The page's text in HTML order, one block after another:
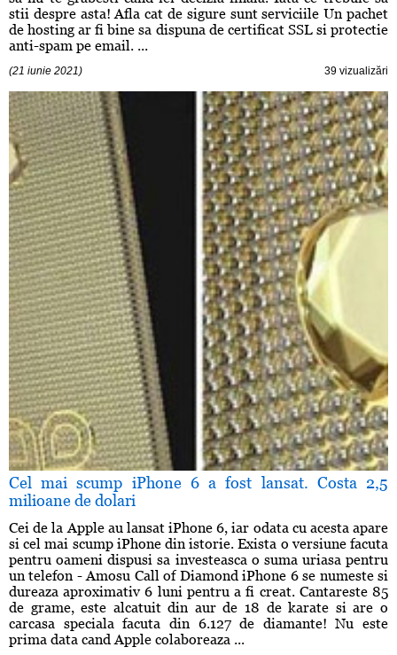
stii despre asta! Afla cat de sigure sunt serviciile Un pachet
de hosting ar fi bine sa dispuna de certificat SSL si protectie
anti-spam pe email. ...
(21 iunie 2021) 39 vizualizări
Cel mai scump iPhone 6 a fost lansat. Costa 2,5
milioane de dolari
Cei de la Apple au lansat iPhone 6, iar odata cu acesta apare
si cel mai scump iPhone din istorie. Exista o versiune facuta
pentru oameni dispusi sa investeasca o suma uriasa pentru
un telefon - Amosu Call of Diamond iPhone 6 se numeste si
dureaza aproximativ 6 luni pentru a fi creat. Cantareste 85
de grame, este alcatuit din aur de 18 de karate si are o
carcasa speciala facuta din 6.127 de diamante! Nu este
prima data cand Apple colaboreaza ...